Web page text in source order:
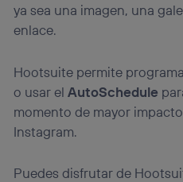
ya sea una imagen, una
enlace.
Hootsuite permite
o usar elAutoSchedule
momento de mayor
Instagram.
Puedes disfrutar de